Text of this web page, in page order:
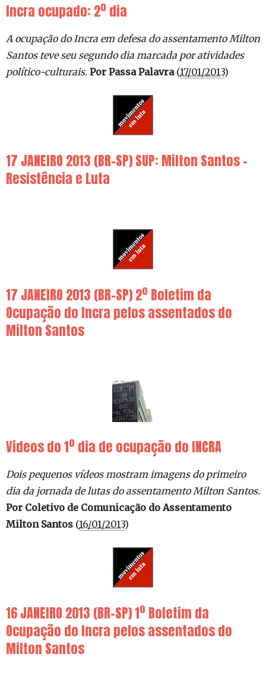
Incra ocupado: 2º dia
A ocupação do Incra em defesa do assentamento Milton
Santos teve seu segundo dia marcada por atividades
político-culturais. Por Passa Palavra(17/01/2013)
17 JANEIRO 2013 (BR-SP) SUP: Milton Santos –
Resistência e Luta
17 JANEIRO 2013 (BR-SP) 2º Boletim da
Ocupação do Incra pelos assentados do
Milton Santos
Vídeos do 1º dia de ocupação do INCRA
Dois pequenos vídeos mostram imagens do primeiro
dia da jornada de lutas do assentamento Milton Santos.
Por Coletivo de Comunicação do Assentamento
Milton Santos (16/01/2013)
16 JANEIRO 2013 (BR-SP) 1º Boletim da
Ocupação do Incra pelos assentados do
Milton Santos